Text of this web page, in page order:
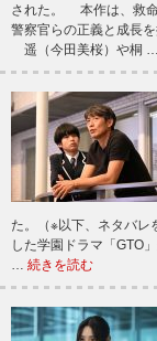
された。 本作は、救命
警察官らの正義と成長
遥（今田美桜）や桐 …
た。（※以下、ネタバ
した学園ドラマ「GTO
続きを読む